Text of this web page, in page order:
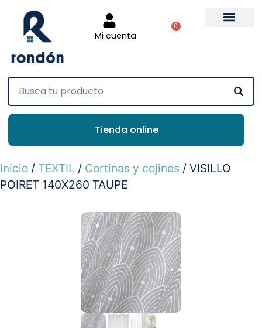
Mi cuenta
0
Tienda online
Inicio / TEXTIL / Cortinas y cojines / VISILLO
POIRET 140X260 TAUPE